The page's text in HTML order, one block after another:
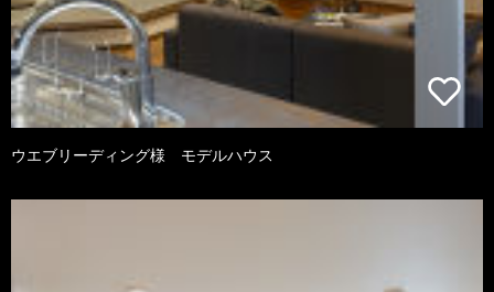
ウエブリーディング様 モデルハウス